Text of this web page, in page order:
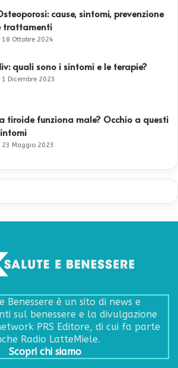
cause, sintomi, prevenzione
trattamenti
18 Ottobre 2024
quali sono i sintomi e le terapie?
1 Dicembre 2023
tiroide funziona male? Occhio a questi
23 Maggio 2023
Benessere è un sito di news e
sul benessere e la divulgazione
PRS Editore, di cui fa parte
Radio LatteMiele.
Scopri chi siamo